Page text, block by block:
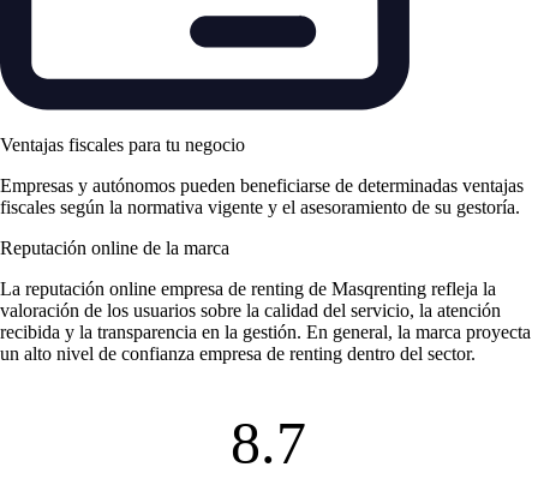
Ventajas fiscales para tu negocio
Empresas y autónomos pueden beneficiarse de determinadas ventajas
fiscales según la normativa vigente y el asesoramiento de su gestoría.
Reputación online de la marca
La reputación online empresa de renting de Masqrenting refleja la
valoración de los usuarios sobre la calidad del servicio, la atención
recibida y la transparencia en la gestión. En general, la marca proyecta
un alto nivel de confianza empresa de renting dentro del sector.
8.7